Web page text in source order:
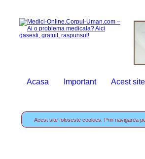
Acasa Important Acest
Acest site foloseste cookies. Prin navigarea